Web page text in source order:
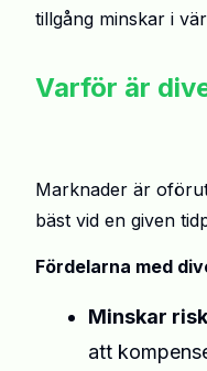
tillgång minskar i
Varför är
Marknader är
bäst vid en given
Fördelarna med
Minskar
att